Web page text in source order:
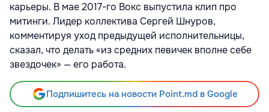
карьеры. В мае 2017-го Вокс выпустила клип про
митинги. Лидер коллектива Сергей Шнуров,
комментируя уход предыдущей исполнительницы,
сказал, что делать «из средних певичек вполне себе
звездочек» — его работа.
Подпишитесь на новости Point.md в Google